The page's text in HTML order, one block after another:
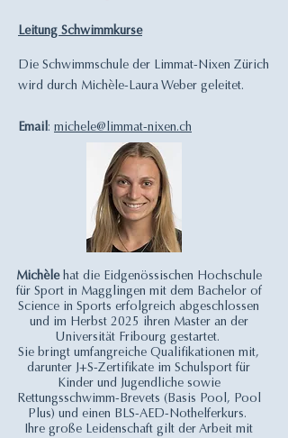
Leitung Schwimmkurse
Die Schwimmschule der Limmat-Nixen Zürich
wird durch Michèle-Laura Weber geleitet.
Email: michele@limmat-nixen.ch
Michèle hat die Eidgenössischen Hochschule
für Sport in Magglingen mit dem Bachelor of
Science in Sports erfolgreich abgeschlossen
und im Herbst 2025 ihren Master an der
Universität Fribourg gestartet.
Sie bringt umfangreiche Qualifikationen mit,
darunter J+S-Zertifikate im Schulsport für
Kinder und Jugendliche sowie
Rettungsschwimm-Brevets (Basis Pool, Pool
Plus) und einen BLS-AED-Nothelferkurs.
Ihre große Leidenschaft gilt der Arbeit mit